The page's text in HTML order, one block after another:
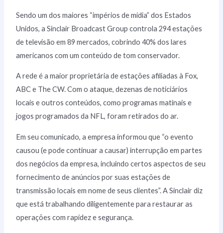
Sendo um dos maiores “impérios de mídia” dos Estados
Unidos, a Sinclair Broadcast Group controla 294 estações
de televisão em 89 mercados, cobrindo 40% dos lares
americanos com um conteúdo de tom conservador.
A rede é a maior proprietária de estações afiliadas à Fox,
ABC e The CW. Com o ataque, dezenas de noticiários
locais e outros conteúdos, como programas matinais e
jogos programados da NFL, foram retirados do ar.
Em seu comunicado, a empresa informou que “o evento
causou (e pode continuar a causar) interrupção em partes
dos negócios da empresa, incluindo certos aspectos de seu
fornecimento de anúncios por suas estações de
transmissão locais em nome de seus clientes”. A Sinclair diz
que está trabalhando diligentemente para restaurar as
operações com rapidez e segurança.